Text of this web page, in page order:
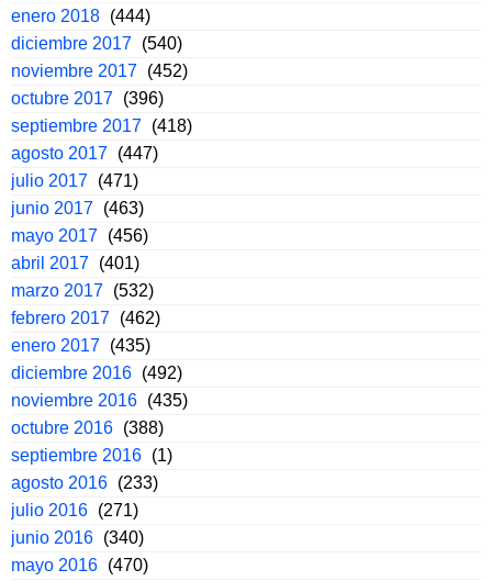
enero 2018 (444)
diciembre 2017 (540)
noviembre 2017 (452)
octubre 2017 (396)
septiembre 2017 (418)
agosto 2017 (447)
julio 2017 (471)
junio 2017 (463)
mayo 2017 (456)
abril 2017 (401)
marzo 2017 (532)
febrero 2017 (462)
enero 2017 (435)
diciembre 2016 (492)
noviembre 2016 (435)
octubre 2016 (388)
septiembre 2016 (1)
agosto 2016 (233)
julio 2016 (271)
junio 2016 (340)
mayo 2016 (470)